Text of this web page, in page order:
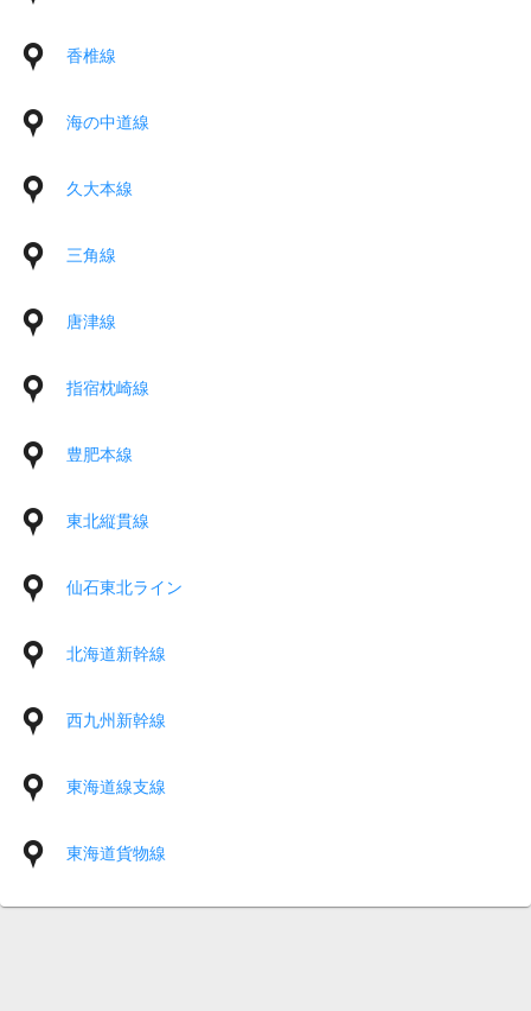
香椎線
海の中道線
久大本線
三角線
唐津線
指宿枕崎線
豊肥本線
東北縦貫線
仙石東北ライン
北海道新幹線
西九州新幹線
東海道線支線
東海道貨物線